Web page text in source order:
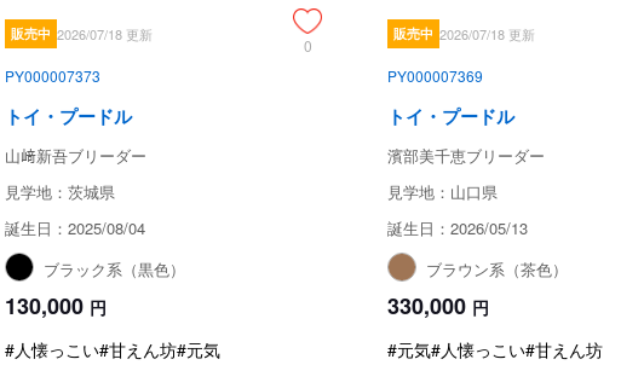
販売中 2026/07/18 更新
0
PY000007373
トイ・プードル
山﨑新吾ブリーダー
見学地：茨城県
誕生日：2025/08/04
ブラック系（黒色）
130,000 円
#人懐っこい#甘えん坊#元気
販売中 2026/07/18 更新
PY000007369
トイ・プードル
濱部美千恵ブリーダー
見学地：山口県
誕生日：2026/05/13
ブラウン系（茶色）
330,000 円
#元気#人懐っこい#甘えん坊